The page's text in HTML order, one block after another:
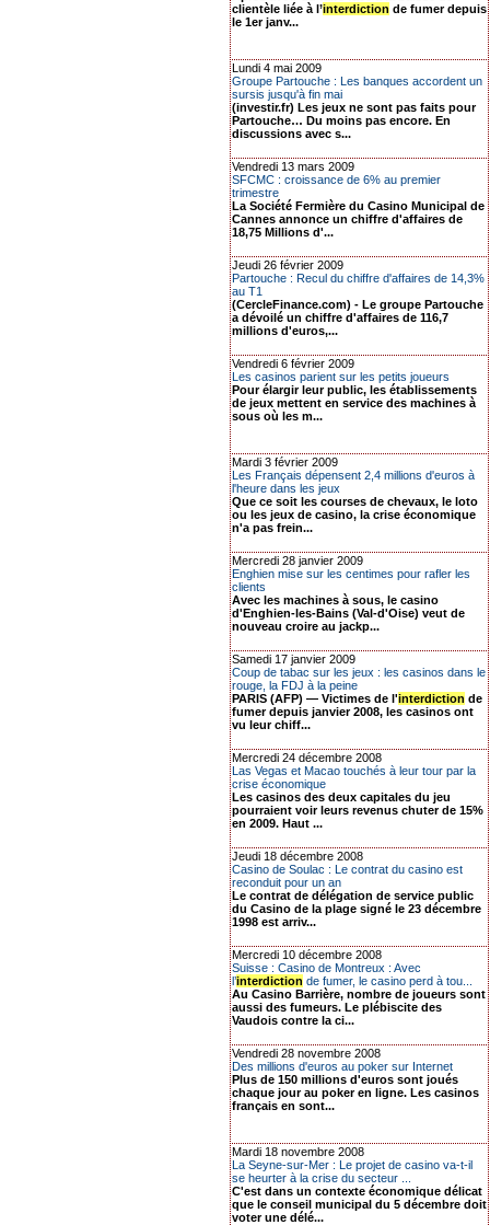
clientèle liée à l’interdiction de fumer depuis
le 1er janv...
Lundi 4 mai 2009
Groupe Partouche : Les banques accordent un
sursis jusqu'à fin mai
(investir.fr) Les jeux ne sont pas faits pour
Partouche… Du moins pas encore. En
discussions avec s...
Vendredi 13 mars 2009
SFCMC : croissance de 6% au premier
trimestre
La Société Fermière du Casino Municipal de
Cannes annonce un chiffre d'affaires de
18,75 Millions d'...
Jeudi 26 février 2009
Partouche : Recul du chiffre d'affaires de 14,3%
au T1
(CercleFinance.com) - Le groupe Partouche
a dévoilé un chiffre d'affaires de 116,7
millions d'euros,...
Vendredi 6 février 2009
Les casinos parient sur les petits joueurs
Pour élargir leur public, les établissements
de jeux mettent en service des machines à
sous où les m...
Mardi 3 février 2009
Les Français dépensent 2,4 millions d'euros à
l'heure dans les jeux
Que ce soit les courses de chevaux, le loto
ou les jeux de casino, la crise économique
n'a pas frein...
Mercredi 28 janvier 2009
Enghien mise sur les centimes pour rafler les
clients
Avec les machines à sous, le casino
d'Enghien-les-Bains (Val-d'Oise) veut de
nouveau croire au jackp...
Samedi 17 janvier 2009
Coup de tabac sur les jeux : les casinos dans le
rouge, la FDJ à la peine
PARIS (AFP) — Victimes de l'interdiction de
fumer depuis janvier 2008, les casinos ont
vu leur chiff...
Mercredi 24 décembre 2008
Las Vegas et Macao touchés à leur tour par la
crise économique
Les casinos des deux capitales du jeu
pourraient voir leurs revenus chuter de 15%
en 2009. Haut ...
Jeudi 18 décembre 2008
Casino de Soulac : Le contrat du casino est
reconduit pour un an
Le contrat de délégation de service public
du Casino de la plage signé le 23 décembre
1998 est arriv...
Mercredi 10 décembre 2008
Suisse : Casino de Montreux : Avec
l’interdiction de fumer, le casino perd à tou...
Au Casino Barrière, nombre de joueurs sont
aussi des fumeurs. Le plébiscite des
Vaudois contre la ci...
Vendredi 28 novembre 2008
Des millions d'euros au poker sur Internet
Plus de 150 millions d'euros sont joués
chaque jour au poker en ligne. Les casinos
français en sont...
Mardi 18 novembre 2008
La Seyne-sur-Mer : Le projet de casino va-t-il
se heurter à la crise du secteur ...
C'est dans un contexte économique délicat
que le conseil municipal du 5 décembre doit
voter une délé...